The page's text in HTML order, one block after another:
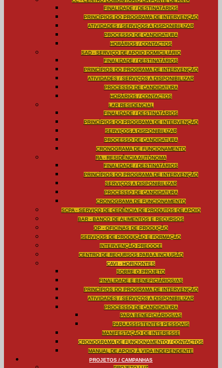
FINALIDADE / DESTINATÁRIOS
PRINCÍPIOS DO PROGRAMA DE INTERVENÇÃO
ATIVIDADES / SERVIÇOS A DISPONIBILIZAR
PROCESSO DE CANDIDATURA
HORÁRIOS / CONTACTOS
SAD - SERVIÇO DE APOIO DOMICILIÁRIO
FINALIDADE / DESTINATÁRIOS
PRINCÍPIOS DO PROGRAMA DE INTERVENÇÃO
ATIVIDADES / SERVIÇOS A DISPONIBILIZAR
PROCESSO DE CANDIDATURA
HORÁRIOS / CONTACTOS
LAR RESIDENCIAL
FINALIDADE / DESTINATÁRIOS
PRINCÍPIOS DO PROGRAMA DE INTERVENÇÃO
SERVIÇOS A DISPONIBILIZAR
PROCESSO DE CANDIDATURA
CRONOGRAMA DE FUNCIONAMENTO
RA - RESIDÊNCIA AUTÓNOMA
FINALIDADE / DESTINATÁRIOS
PRINCÍPIOS DO PROGRAMA DE INTERVENÇÃO
SERVIÇOS A DISPONIBILIZAR
PROCESSO DE CANDIDATURA
CRONOGRAMA DE FUNCIONAMENTO
SCPA - SERVIÇO DE CEDÊNCIA DE PRODUTOS DE APOIO
BAR - BANCO DE ALIMENTOS E RECURSOS
OP - OFICINAS DE PRODUÇÃO
SERVIÇOS DE PRODUÇÃO E FORMAÇÃO
INTERVENÇÃO PRECOCE
CENTRO DE RECURSOS PARA A INCLUSÃO
CAVI - HORIZONTES
SOBRE O PROJETO
FINALIDADE E BENEFICIÁRIOS/AS
PRINCÍPIOS DO PROGRAMA DE INTERVENÇÃO
ATIVIDADES / SERVIÇOS A DISPONIBILIZAR
PROCESSO DE CANDIDATURA
PARA BENEFICIÁRIOS/AS
PARA ASSISTENTES PESSOAIS
MANIFESTAÇÃO DE INTERESSE
CRONOGRAMA DE FUNCIONAMENTO / CONTACTOS
MANUAL DE APOIO À VIDA INDEPENDENTE
PROJETOS / CAMPANHAS